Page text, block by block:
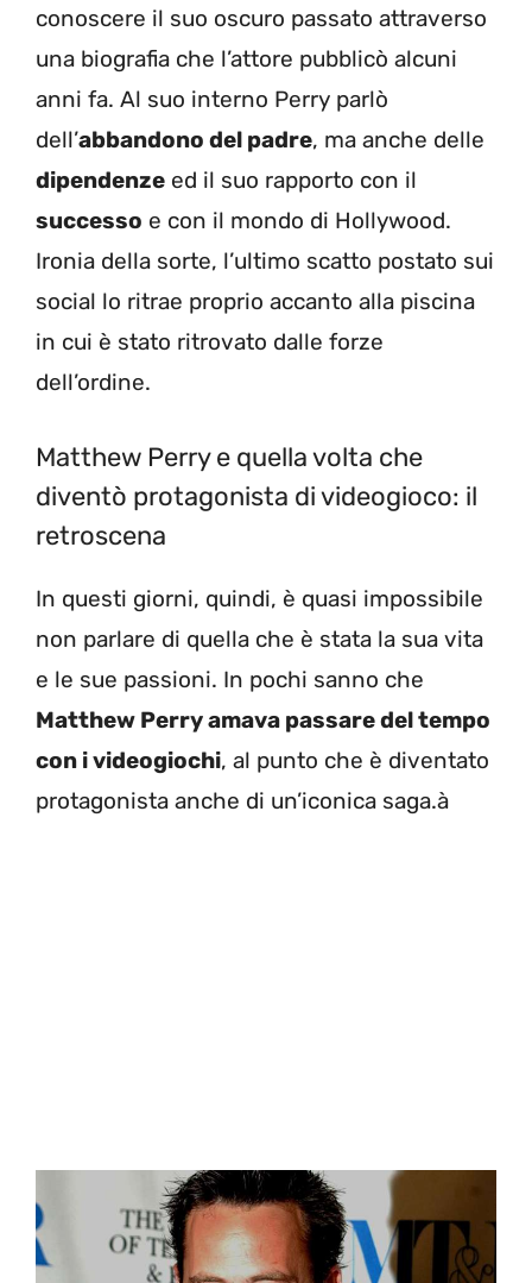
conoscere il suo oscuro passato attraverso
una biografia che l’attore pubblicò alcuni
anni fa. Al suo interno Perry parlò
dell’abbandono del padre, ma anche delle
dipendenze ed il suo rapporto con il
successo e con il mondo di Hollywood.
Ironia della sorte, l’ultimo scatto postato sui
social lo ritrae proprio accanto alla piscina
in cui è stato ritrovato dalle forze
dell’ordine.
Matthew Perry e quella volta che
diventò protagonista di videogioco: il
retroscena
In questi giorni, quindi, è quasi impossibile
non parlare di quella che è stata la sua vita
e le sue passioni. In pochi sanno che
Matthew Perry amava passare del tempo
con i videogiochi, al punto che è diventato
protagonista anche di un’iconica saga.à